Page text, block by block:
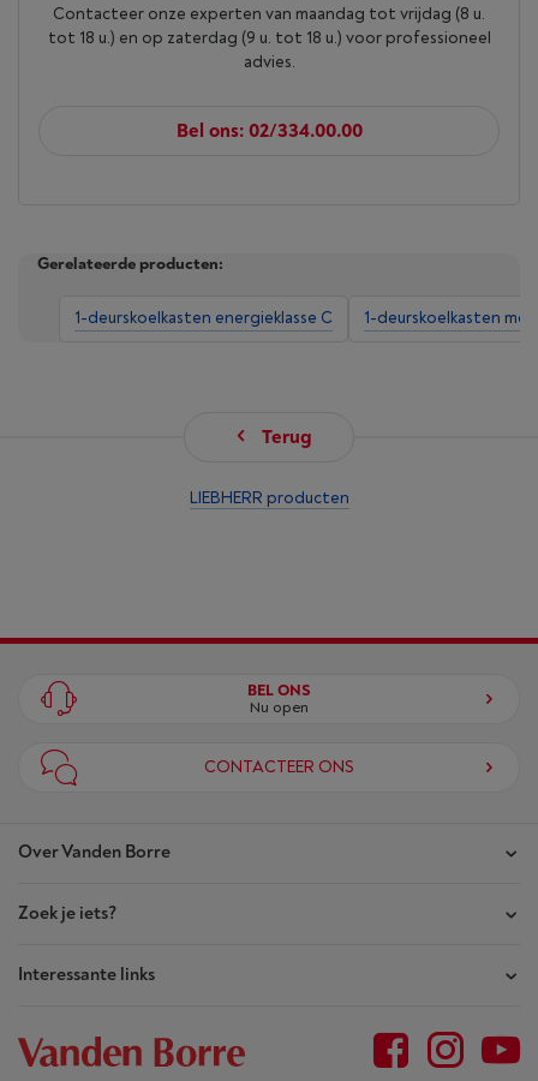
Contacteer onze experten van maandag tot vrijdag (8 u.
tot 18 u.) en op zaterdag (9 u. tot 18 u.) voor professioneel
advies.
Bel ons: 02/334.00.00
Gerelateerde producten:
1-deurskoelkasten energieklasse C 1-deurskoelkasten
Terug
LIEBHERR producten
Over Vanden Borre
Onze winkels
Akte van Vertrouwen
Sitemap
Zoek je iets?
Herstellingsaanvraag
Interessante links
Outlet
BEL ONS
Nu open
CONTACTEER ONS